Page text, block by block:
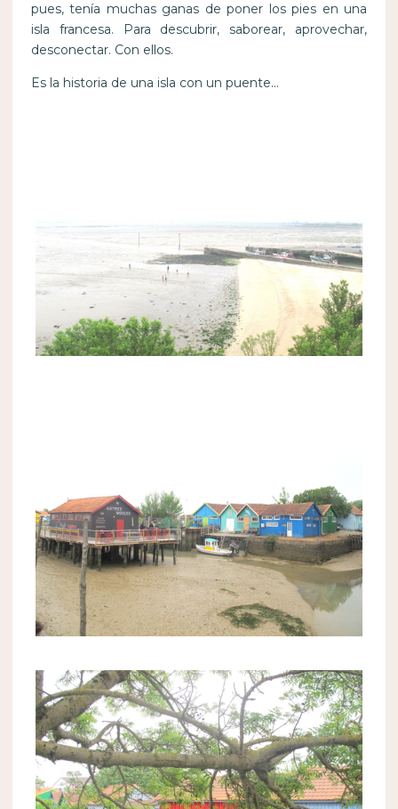
pues, tenía muchas ganas de poner los pies en una
isla francesa. Para descubrir, saborear, aprovechar,
desconectar. Con ellos.
Es la historia de una isla con un puente…